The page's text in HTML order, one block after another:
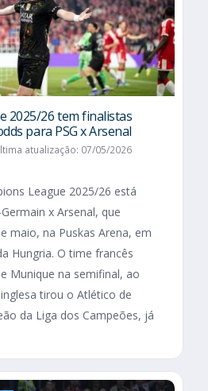
2025/26 tem finalistas
para PSG x Arsenal
atualização: 07/05/2026
League 2025/26 está
x Arsenal, que
maio, na Puskas Arena, em
Hungria. O time francês
Munique na semifinal, ao
tirou o Atlético de
da Liga dos Campeões, já